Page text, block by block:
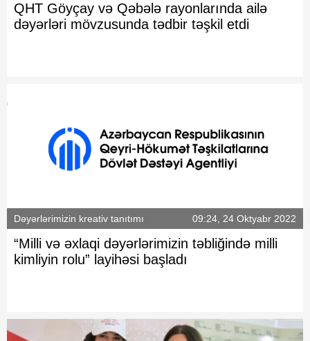
QHT Göyçay və Qəbələ rayonlarında ailə
dəyərləri mövzusunda tədbir təşkil etdi
Dəyərlərimizin kreativ tanıtımı 09:24, 24 Oktyabr 2022
“Milli və əxlaqi dəyərlərimizin təbliğində milli
kimliyin rolu” layihəsi başladı